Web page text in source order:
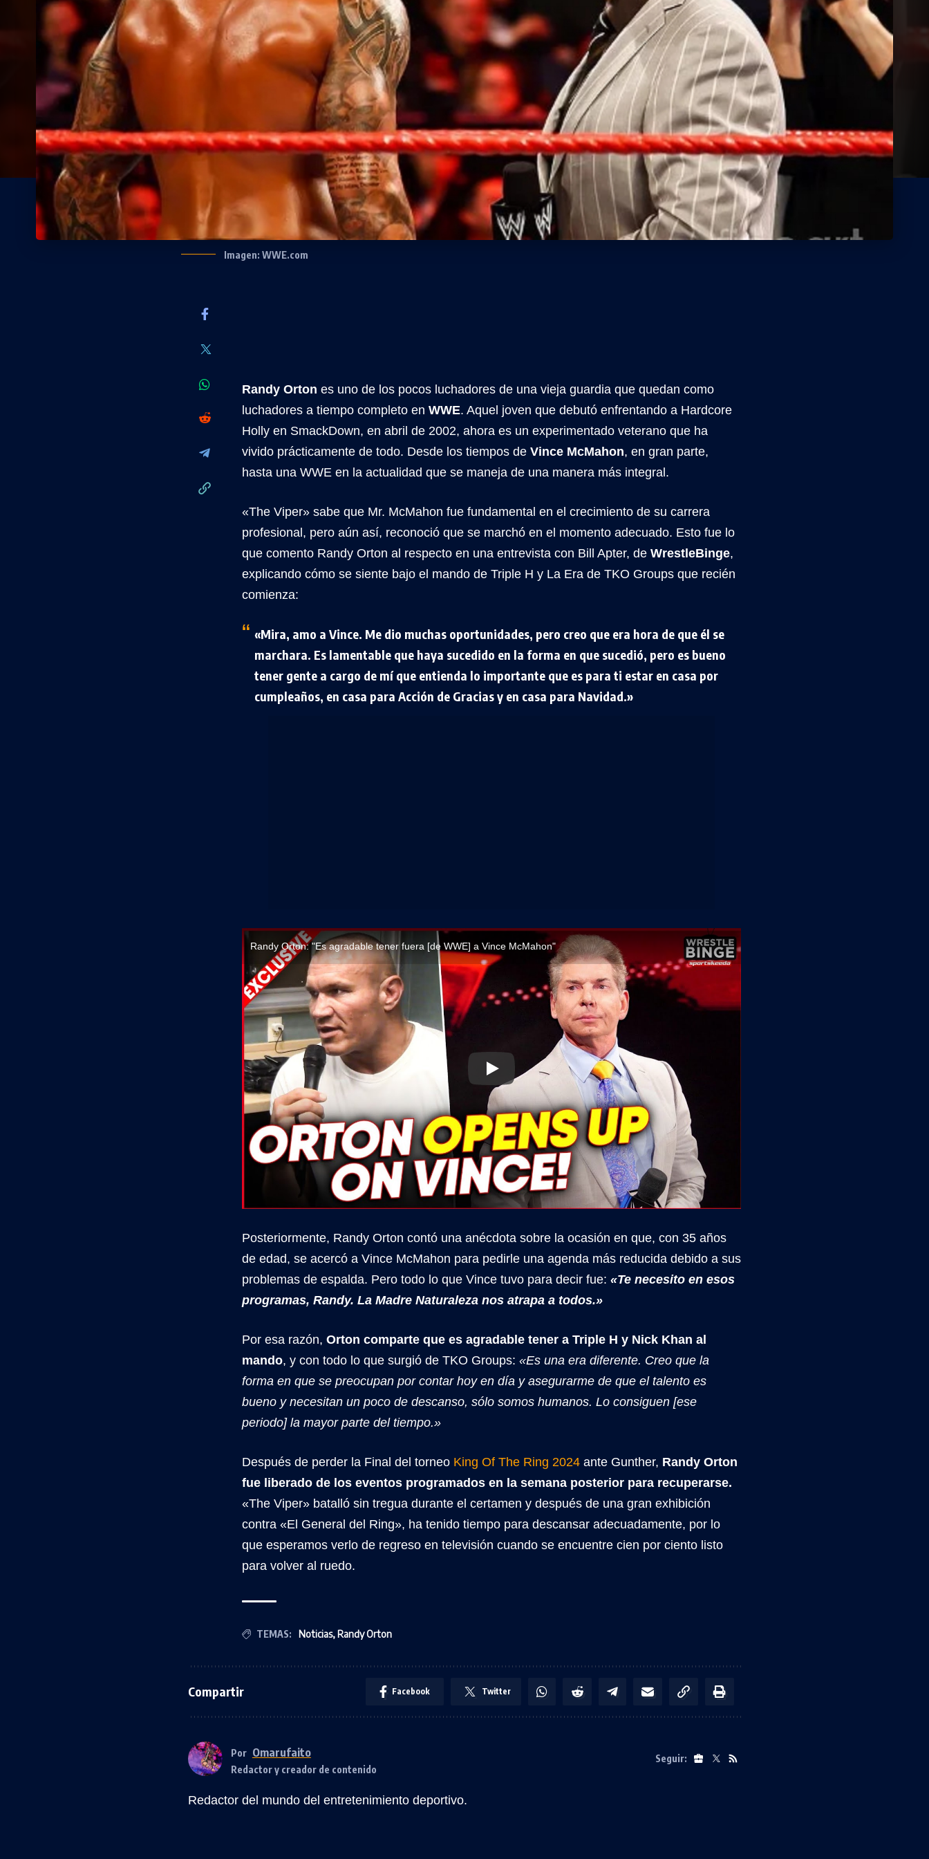
Imagen: WWE.com
Randy Orton es uno de los pocos luchadores de una vieja guardia que quedan como
luchadores a tiempo completo en WWE. Aquel joven que debutó enfrentando a Hardcore
Holly en SmackDown, en abril de 2002, ahora es un experimentado veterano que ha
vivido prácticamente de todo. Desde los tiempos de Vince McMahon, en gran parte,
hasta una WWE en la actualidad que se maneja de una manera más integral.
«The Viper» sabe que Mr. McMahon fue fundamental en el crecimiento de su carrera
profesional, pero aún así, reconoció que se marchó en el momento adecuado. Esto fue lo
que comento Randy Orton al respecto en una entrevista con Bill Apter, de WrestleBinge,
explicando cómo se siente bajo el mando de Triple H y La Era de TKO Groups que recién
comienza:
«Mira, amo a Vince. Me dio muchas oportunidades, pero creo que era hora de que él se
marchara. Es lamentable que haya sucedido en la forma en que sucedió, pero es bueno
tener gente a cargo de mí que entienda lo importante que es para ti estar en casa por
cumpleaños, en casa para Acción de Gracias y en casa para Navidad.»
Randy Orton: "Es agradable tener fuera [de WWE] a Vince McMahon"
Posteriormente, Randy Orton contó una anécdota sobre la ocasión en que, con 35 años
de edad, se acercó a Vince McMahon para pedirle una agenda más reducida debido a sus
problemas de espalda. Pero todo lo que Vince tuvo para decir fue: «Te necesito en esos
programas, Randy. La Madre Naturaleza nos atrapa a todos.»
Por esa razón, Orton comparte que es agradable tener a Triple H y Nick Khan al
mando, y con todo lo que surgió de TKO Groups: «Es una era diferente. Creo que la
forma en que se preocupan por contar hoy en día y asegurarme de que el talento es
bueno y necesitan un poco de descanso, sólo somos humanos. Lo consiguen [ese
periodo] la mayor parte del tiempo.»
Después de perder la Final del torneo King Of The Ring 2024 ante Gunther, Randy Orton
fue liberado de los eventos programados en la semana posterior para recuperarse.
«The Viper» batalló sin tregua durante el certamen y después de una gran exhibición
contra «El General del Ring», ha tenido tiempo para descansar adecuadamente, por lo
que esperamos verlo de regreso en televisión cuando se encuentre cien por ciento listo
para volver al ruedo.
TEMAS: Noticias,Randy Orton
Compartir Facebook Twitter
Por Omarufaito
Redactor y creador de contenido
Seguir:
Redactor del mundo del entretenimiento deportivo.